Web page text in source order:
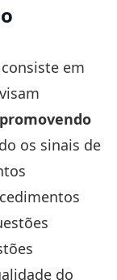
em
os sinais de
do